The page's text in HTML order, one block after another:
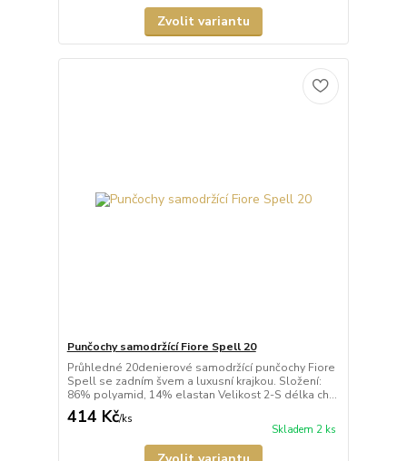
Zvolit variantu
Punčochy samodržící Fiore Spell 20
Průhledné 20denierové samodržící punčochy Fiore
Spell se zadním švem a luxusní krajkou. Složení:
86% polyamid, 14% elastan Velikost 2-S délka ch...
414 Kč/ks
Skladem 2 ks